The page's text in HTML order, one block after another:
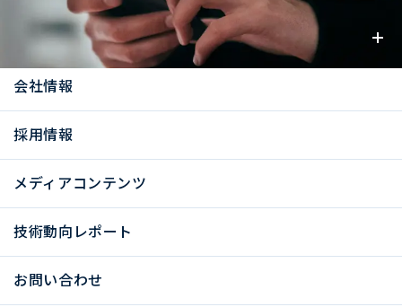
お知らせ
会社情報
採用情報
メディアコンテンツ
技術動向レポート
お問い合わせ